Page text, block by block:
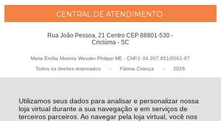
Utilizamos seus dados para analisar e personalizar nossa
loja virtual durante a sua navegação e em serviços de
terceiros parceiros. Ao navegar pela loja virtual, você nos
CENTRAL DE ATENDIMENTO
Rua João Pessoa, 21 Centro CEP 88801-530 -
Criciúma - SC
Maria Emília Moreira Wessler Philippi ME - CNPJ: 04.207.951/0001-97
Todos os direitos reservados
- Fátima Criança - 2026